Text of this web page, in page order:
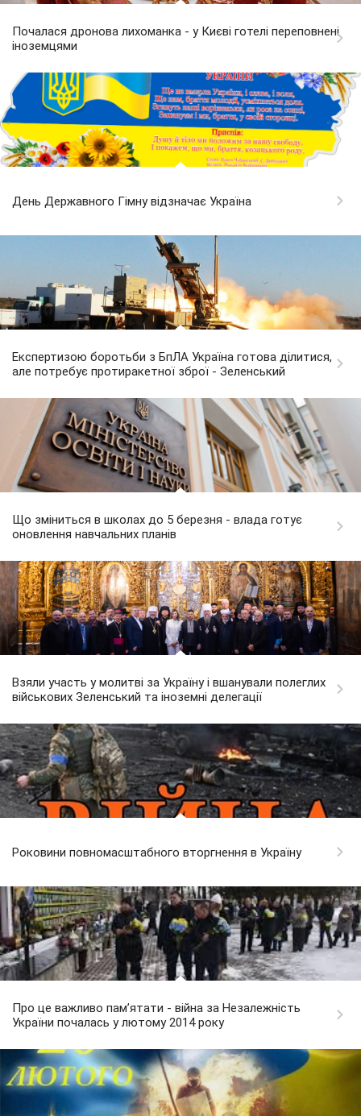
Почалася дронова лихоманка - у Києві готелі переповнені
іноземцями
День Державного Гімну відзначає Україна
Експертизою боротьби з БпЛА Україна готова ділитися,
але потребує протиракетної зброї - Зеленський
Що зміниться в школах до 5 березня - влада готує
оновлення навчальних планів
Взяли участь у молитві за Україну і вшанували полеглих
військових Зеленський та іноземні делегації
Роковини повномасштабного вторгнення в Україну
Про це важливо пам’ятати - війна за Незалежність
України почалась у лютому 2014 року